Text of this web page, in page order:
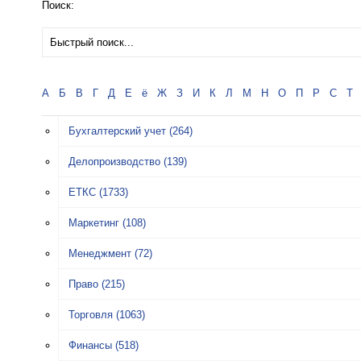
Поиск:
А Б В Г Д Е ё Ж З И К Л М Н О П Р С Т
Бухгалтерский учет (264)
Делопроизводство (139)
ЕТКС (1733)
Маркетинг (108)
Менеджмент (72)
Право (215)
Торговля (1063)
Финансы (518)